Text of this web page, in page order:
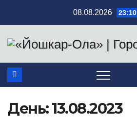
содержимому
08.08.2026 23:10
День:13.08.2023